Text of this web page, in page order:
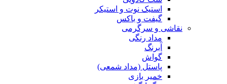
استیک نوت و استیکر
گیفت و باکس
نقاشی و سرگرمی
مداد رنگی
آبرنگ
گواش
پاستل (مداد شمعی)
خمیر بازی